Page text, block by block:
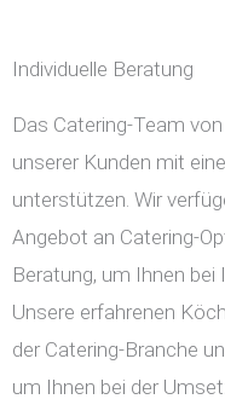
Individuelle Beratung
Das Catering-Team
unserer Kunden mit
unterstützen. Wir
Angebot an Catering-
Beratung, um Ihnen bei
Unsere erfahrenen
der Catering-Branche
um Ihnen bei der